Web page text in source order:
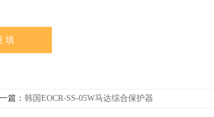
篇： 韩国EOCR-SS-05W马达综合保护器